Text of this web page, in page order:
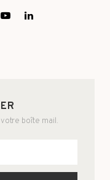
boîte mail.